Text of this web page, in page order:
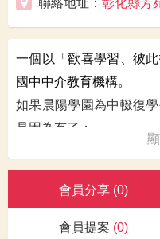
聯絡地址： 彰化縣芳
一個以「歡喜學習、彼
國中中介教育機構。
如果晨陽學園為中輟復
是因為有了：
親職功能與家庭教育的彰
司法機構與法律制度的協
社會大眾與鄰舍群眾的體
會員分享 (0)
會員提案 (0)